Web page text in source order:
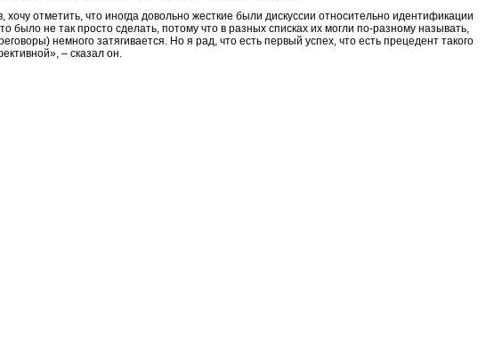
хочу отметить, что иногда довольно жесткие были дискуссии относительно идентификации
не так просто сделать, потому что в разных списках их могли по-разному называть,
немного затягивается. Но я рад, что есть первый успех, что есть прецедент такого
– сказал он.